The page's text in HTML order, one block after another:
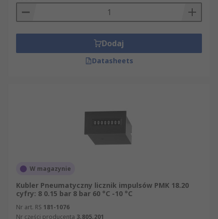
Dodaj
Datasheets
W magazynie
Kubler Pneumatyczny licznik impulsów PMK 18.20
cyfry: 8 0.15 bar 8 bar 60 °C -10 °C
Nr art. RS 181-1076
Nr części producenta 3.805.201